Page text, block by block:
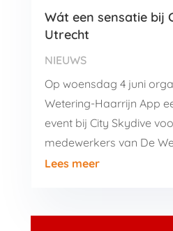
Wát een sensatie bij
Utrecht
NIEUWS
Op woensdag 4 juni
Wetering-Haarrijn App
event bij City Skydive
medewerkers van De
Lees meer